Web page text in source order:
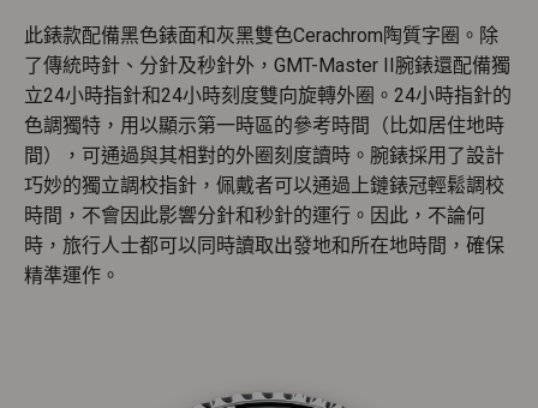
此錶款配備黑色錶面和灰黑雙色Cerachrom陶質字圈。除
了傳統時針、分針及秒針外，GMT-Master II腕錶還配備獨
立24小時指針和24小時刻度雙向旋轉外圈。24小時指針的
色調獨特，用以顯示第一時區的參考時間（比如居住地時
間），可通過與其相對的外圈刻度讀時。腕錶採用了設計
巧妙的獨立調校指針，佩戴者可以通過上鏈錶冠輕鬆調校
時間，不會因此影響分針和秒針的運行。因此，不論何
時，旅行人士都可以同時讀取出發地和所在地時間，確保
精準運作。